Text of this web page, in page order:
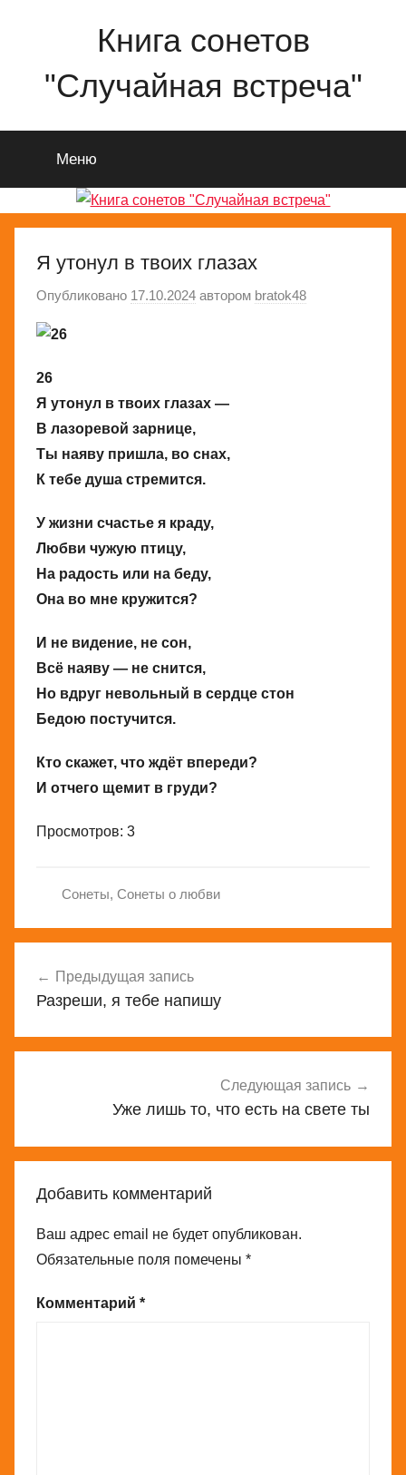
Книга сонетов
"Случайная встреча"
и
Николая
Меню
Я утонул в твоих глазах
Опубликовано 17.10.2024 автором bratok48
26
Я утонул в твоих глазах —
В лазоревой зарнице,
Ты наяву пришла, во снах,
К тебе душа стремится.
У жизни счастье я краду,
Любви чужую птицу,
На радость или на беду,
Она во мне кружится?
И не видение, не сон,
Всё наяву — не снится,
Но вдруг невольный в сердце стон
Бедою постучится.
Кто скажет, что ждёт впереди?
И отчего щемит в груди?
Просмотров: 3
Сонеты, Сонеты о любви
по
Предыдущая запись
Разреши, я тебе напишу
Следующая запись
Уже лишь то, что есть на свете ты
Добавить комментарий
Ваш адрес email не будет опубликован.
Обязательные поля помечены *
Комментарий *